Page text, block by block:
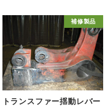
補修製品
トランスファー揺動レバー